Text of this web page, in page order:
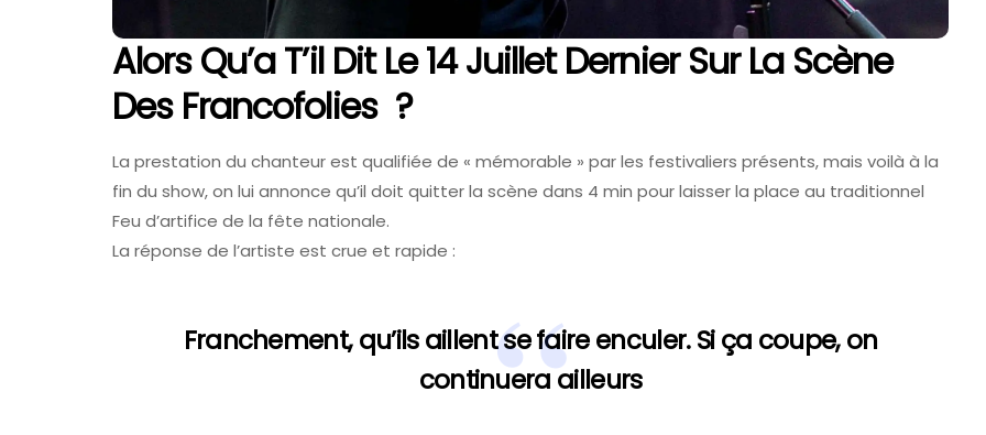
Alors Qu’a T’il Dit Le 14 Juillet Dernier Sur La Scène
Des Francofolies ?
La prestation du chanteur est qualifiée de « mémorable » par les festivaliers présents, mais voilà à la
fin du show, on lui annonce qu’il doit quitter la scène dans 4 min pour laisser la place au traditionnel
Feu d’artifice de la fête nationale.
La réponse de l’artiste est crue et rapide :
Franchement, qu’ils aillent se faire enculer. Si ça coupe, on
continuera ailleurs